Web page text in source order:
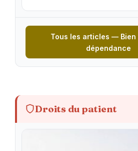
Tous les articles — Bien
dépendance
Droits du patient